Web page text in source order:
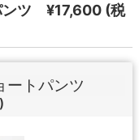
ンツ ¥17,600 (税
トパンツ